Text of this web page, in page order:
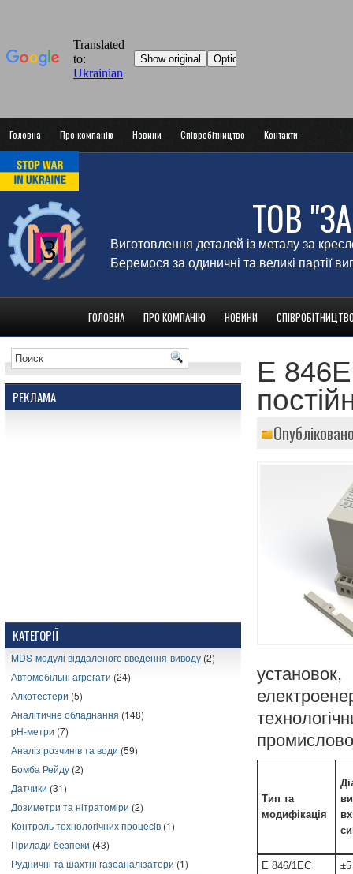
Головна Про компанію Новини Співробітництво Контакти
ТОВ
Виготовлення деталей із металу за
Беремося за одиничні та великі партії
ГОЛОВНА ПРО КОМПАНІЮ НОВИНИ
РЕКЛАМА
КАТЕГОРІЇ
MDS-модулі віддаленого введення-виводу (2)
Автомобільні агрегати (24)
Алкотестери (5)
Аналітичне обладнання (148)
pH-метри (7)
Аналіз розчинів та води (59)
Бомба Рейду (2)
Датчики (31)
Дозиметри та нітратоміри (2)
Контроль технологічних процесів (1)
Прилади безпеки (43)
Рудничні та шахтні газоаналізатори (1)
Е
Тип та
модифікація
Е 846/1ЕС